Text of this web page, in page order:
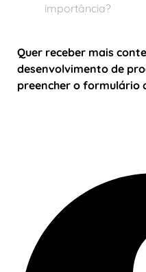
importância?
Quer receber mais
desenvolvimento de
preencher o formulário